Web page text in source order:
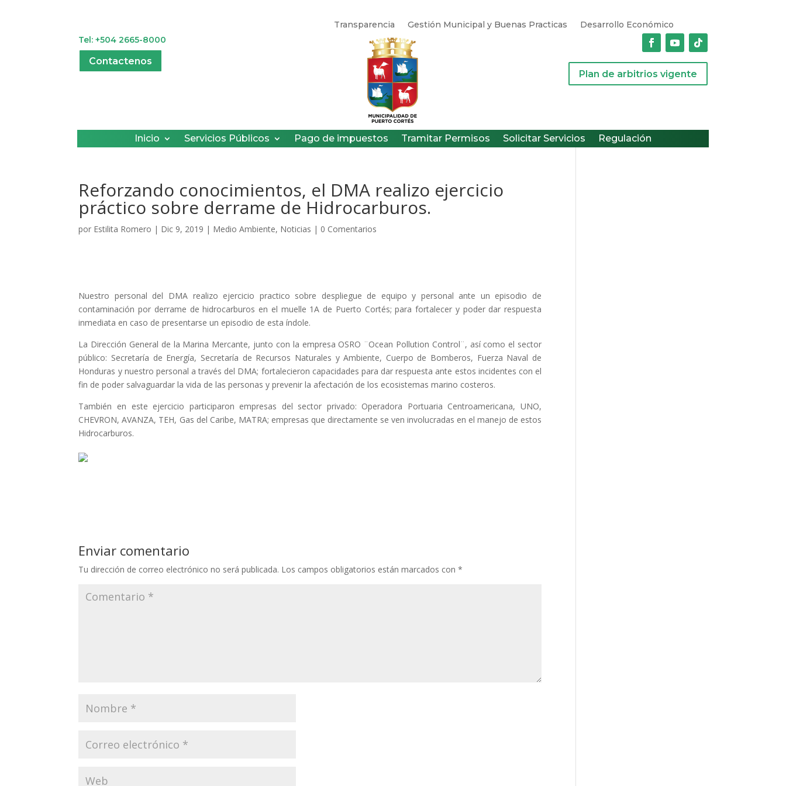
Transparencia Gestión Municipal y Buenas Practicas
Desarrollo Económico
Tel: +504 2665-8000
Contactenos
Plan de arbitrios vigente
Inicio Servicios Públicos Pago de impuestos Tramitar Permisos Solicitar Servicios Regulación
Reforzando conocimientos, el DMA realizo ejercicio
práctico sobre derrame de Hidrocarburos.
por Estilita Romero | Dic 9, 2019 | Medio Ambiente, Noticias | 0 Comentarios
Nuestro personal del DMA realizo ejercicio practico sobre despliegue de equipo y personal ante un episodio de
contaminación por derrame de hidrocarburos en el muelle 1A de Puerto Cortés; para fortalecer y poder dar respuesta
inmediata en caso de presentarse un episodio de esta índole.
La Dirección General de la Marina Mercante, junto con la empresa OSRO ¨Ocean Pollution Control¨, así como el sector
público: Secretaría de Energía, Secretaría de Recursos Naturales y Ambiente, Cuerpo de Bomberos, Fuerza Naval de
Honduras y nuestro personal a través del DMA; fortalecieron capacidades para dar respuesta ante estos incidentes con el
fin de poder salvaguardar la vida de las personas y prevenir la afectación de los ecosistemas marino costeros.
También en este ejercicio participaron empresas del sector privado: Operadora Portuaria Centroamericana, UNO,
CHEVRON, AVANZA, TEH, Gas del Caribe, MATRA; empresas que directamente se ven involucradas en el manejo de estos
Hidrocarburos.
Enviar comentario
Tu dirección de correo electrónico no será publicada. Los campos obligatorios están marcados con*